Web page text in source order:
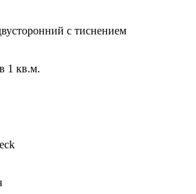
с тиснением
1 кв.м.